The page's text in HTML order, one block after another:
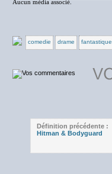
Aucun média associé.
comedie drame fantastique
Définition précédente :
Hitman & Bodyguard